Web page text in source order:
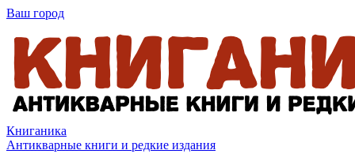
Ваш город
Книганика
Антикварные книги и редкие издания